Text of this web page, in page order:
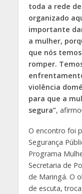
toda a rede
organizado
importante
a mulher,
que nós
romper.
violência
para que a
segura”,
O encontro foi
Segurança
Programa
Secretaria de
de Maringá. O
de escuta,